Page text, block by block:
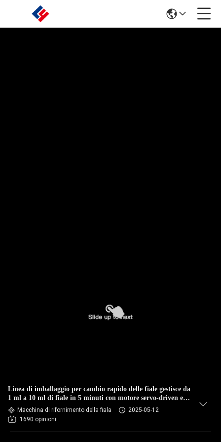
Linea di imballaggio per cambio rapido delle fiale gestisce da
1 ml a 10 ml di fiale in 5 minuti con motore servo-driven e
pompa peristaltica
Macchina di rifornimento della fiala
2025-05-12
1690 opinioni